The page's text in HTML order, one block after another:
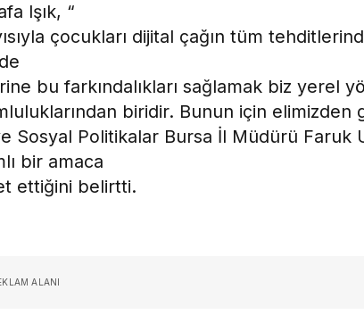
Işık, “
çocukları dijital çağın tüm
bu farkındalıkları sağlamak biz yerel
biridir. Bunun için elimizden
Sosyal Politikalar Bursa İl Müdürü Faruk
bir amaca
ettiğini belirtti.
ALANI